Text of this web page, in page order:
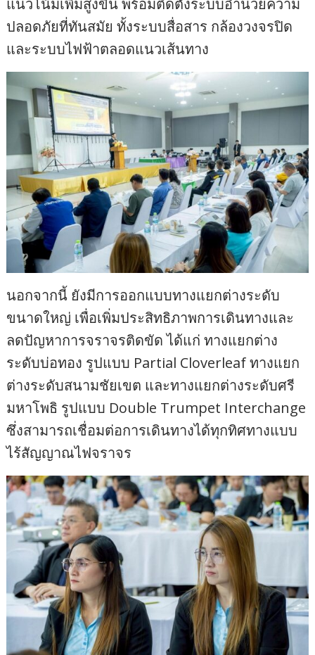
ปลอดภัยที่ทันสมัย ทั้งระบบสื่อสาร กล้องวงจรปิด
และระบบไฟฟ้าตลอดแนวเส้นทาง
นอกจากนี้ ยังมีการออกแบบทางแยกต่างระดับ
ขนาดใหญ่ เพื่อเพิ่มประสิทธิภาพการเดินทางและ
ลดปัญหาการจราจรติดขัด ได้แก่ ทางแยกต่าง
ระดับบ่อทอง รูปแบบ Partial Cloverleaf ทางแยก
ต่างระดับสนามชัยเขต และทางแยกต่างระดับศรี
มหาโพธิ รูปแบบ Double Trumpet Interchange
ซึ่งสามารถเชื่อมต่อการเดินทางได้ทุกทิศทางแบบ
ไร้สัญญาณไฟจราจร